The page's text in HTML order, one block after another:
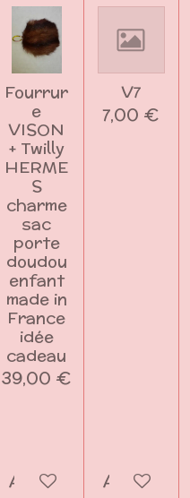
Fourrur
e
VISON
+ Twilly
HERME
S
charme
sac
porte
doudou
enfant
made in
France
idée
cadeau
39,00 €
Ajouter au panier
V7
7,00 €
Ajouter